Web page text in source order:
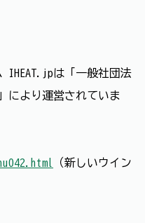
IHEAT.jpは「一般社団法
により運営されていま
（新しいウイン